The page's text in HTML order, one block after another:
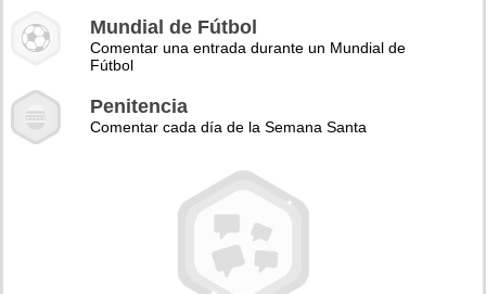
Mundial de Fútbol
Comentar una entrada durante un Mundial de
Fútbol
Penitencia
Comentar cada día de la Semana Santa